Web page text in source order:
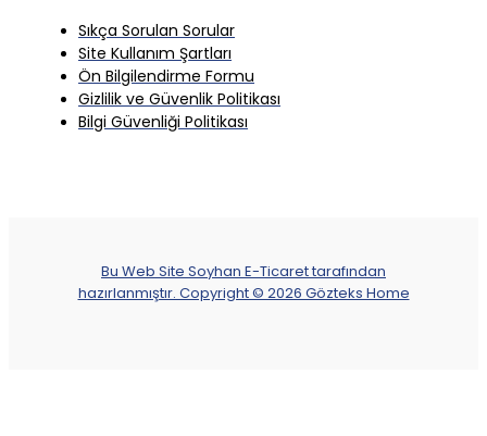
Sıkça Sorulan Sorular
Site Kullanım Şartları
Ön Bilgilendirme Formu
Gizlilik ve Güvenlik Politikası
Bilgi Güvenliği Politikası
Bu Web Site Soyhan E-Ticaret tarafından
hazırlanmıştır. Copyright © 2026 Gözteks Home